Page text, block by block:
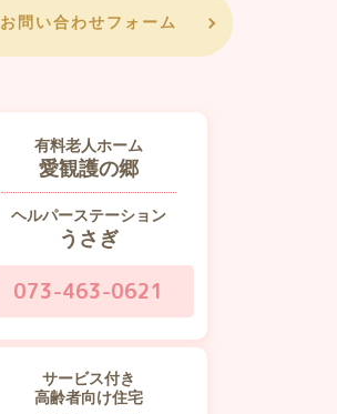
お問い合わせフォーム
有料老人ホーム
愛観護の郷
ヘルパーステーション
うさぎ
073-463-0621
サービス付き
高齢者向け住宅